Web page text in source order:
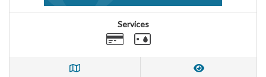
Services